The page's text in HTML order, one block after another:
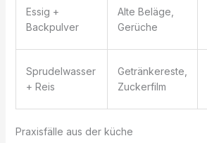
Essig +
Backpulver
Alte Beläge,
Gerüche
Sprudelwasser
+ Reis
Getränkereste,
Zuckerfilm
Praxisfälle aus der küche